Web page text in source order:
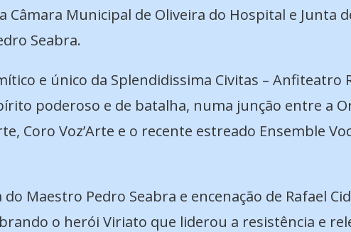
Câmara Municipal de Oliveira do Hospital e Junta
Seabra.
e único da Splendidissima Civitas – Anfiteatro
poderoso e de batalha, numa junção entre a
Coro Voz’Arte e o recente estreado Ensemble
Maestro Pedro Seabra e encenação de Rafael
o herói Viriato que liderou a resistência e